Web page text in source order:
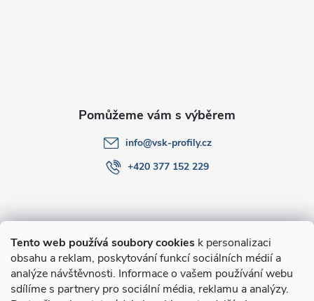
Tento web používá soubory cookies k personalizaci
obsahu a reklam, poskytování funkcí sociálních médií a
analýze návštěvnosti. Informace o vašem používání webu
sdílíme s partnery pro sociální média, reklamu a analýzy.
O nákupu
info@vsk-profily.cz
+420 377 152 229